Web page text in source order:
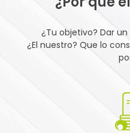
¿Tu objetivo? Dar un
¿El nuestro? Que lo